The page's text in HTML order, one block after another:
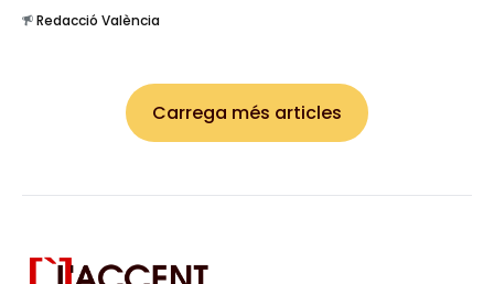
Redacció València
Carrega més articles